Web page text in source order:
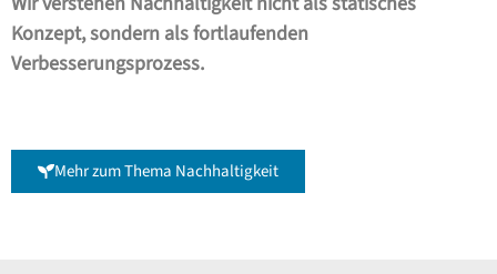
Konzept, sondern als fortlaufenden
Verbesserungsprozess.
Mehr zum Thema Nachhaltigkeit